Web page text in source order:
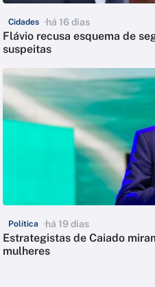
Cidades há 16 dias
Flávio recusa esquema de
suspeitas
Política há 19 dias
Estrategistas de Caiado
mulheres